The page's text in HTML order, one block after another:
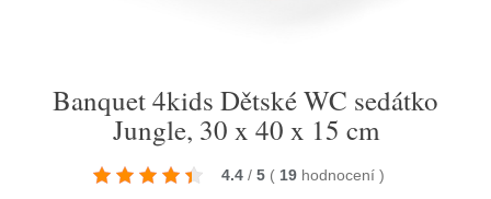
Banquet 4kids Dětské WC sedátko
Jungle, 30 x 40 x 15 cm
4.4 / 5 ( 19 hodnocení )